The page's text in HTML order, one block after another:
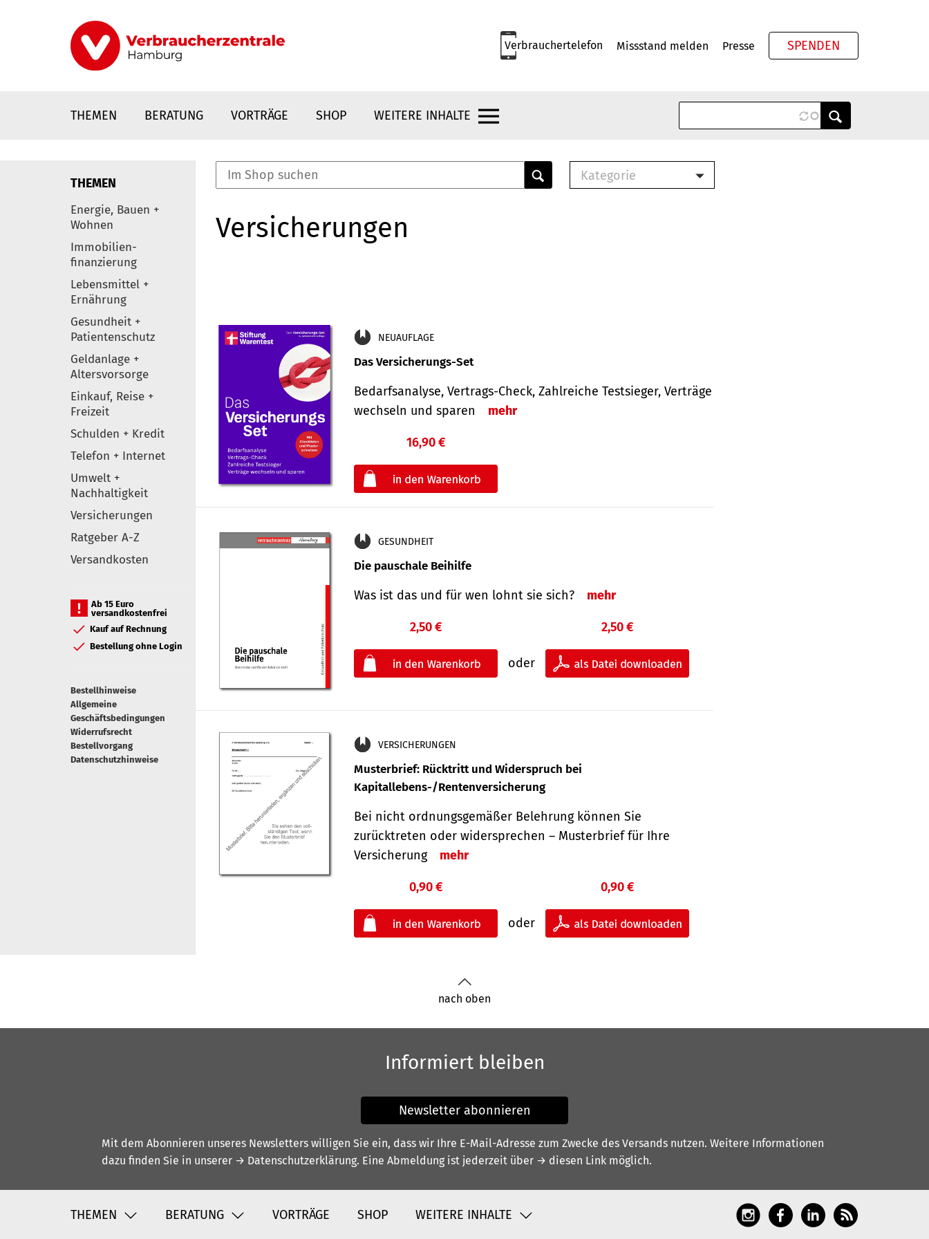
Verbrauchertelefon Missstand melden Presse SPENDEN
THEMEN BERATUNG VORTRÄGE SHOP WEITERE INHALTE
Elemente
THEMEN
Energie, Bauen +
Wohnen
Immobilien-
finanzierung
Lebensmittel +
Ernährung
Gesundheit +
Patientenschutz
Geldanlage +
Altersvorsorge
Einkauf, Reise +
Freizeit
Schulden + Kredit
Telefon + Internet
Umwelt +
Nachhaltigkeit
Versicherungen
Ratgeber A-Z
Versandkosten
Ab 15 Euro
versandkostenfrei
Kauf auf Rechnung
Bestellung ohne Login
Bestellhinweise
Allgemeine
Geschäftsbedingungen
Widerrufsrecht
Bestellvorgang
Datenschutzhinweise
Kategorie
Versicherungen
NEUAUFLAGE
Das Versicherungs-Set
Bedarfsanalyse, Vertrags-Check, Zahlreiche Testsieger, Verträge
wechseln und sparen
mehr
16,90 €
GESUNDHEIT
Die pauschale Beihilfe
Was ist das und für wen lohnt sie sich? mehr
2,50 €
oder
2,50 €
VERSICHERUNGEN
Musterbrief: Rücktritt und Widerspruch bei
Kapitallebens-/Rentenversicherung
Bei nicht ordnungsgemäßer Belehrung können Sie
zurücktreten oder widersprechen – Musterbrief für Ihre
Versicherung
mehr
0,90 €
oder
0,90 €
nach oben
Informiert bleiben
Newsletter abonnieren
Mit dem Abonnieren unseres Newsletters willigen Sie ein, dass wir Ihre E-Mail-Adresse zum Zwecke des Versands nutzen. Weitere Informationen
dazu finden Sie in unserer → Datenschutzerklärung. Eine Abmeldung ist jederzeit über → diesen Link möglich.
THEMEN BERATUNG VORTRÄGE SHOP WEITERE INHALTE